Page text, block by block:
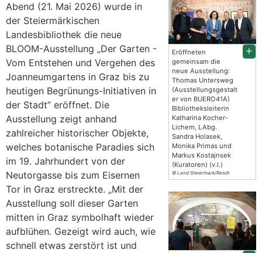
Eröffneten
gemeinsam die
neue Ausstellung:
Thomas Untersweg
(Ausstellungsgestalt
er von BUERO41A)
Bibliotheksleiterin
Katharina Kocher-
Lichem, LAbg.
Sandra Holasek,
Monika Primas und
Markus Kostajnsek
(Kuratoren) (v.l.)
© Land Steiermark/Resch
Abend (21. Mai 2026) wurde in
der Steiermärkischen
Landesbibliothek die neue
BLOOM-Ausstellung „Der Garten -
Vom Entstehen und Vergehen des
Joanneumgartens in Graz bis zu
heutigen Begrünungs-Initiativen in
der Stadt” eröffnet. Die
Ausstellung zeigt anhand
zahlreicher historischer Objekte,
welches botanische Paradies sich
im 19. Jahrhundert von der
Neutorgasse bis zum Eisernen
Tor in Graz erstreckte. „Mit der
Ausstellung soll dieser Garten
mitten in Graz symbolhaft wieder
aufblühen. Gezeigt wird auch, wie
schnell etwas zerstört ist und